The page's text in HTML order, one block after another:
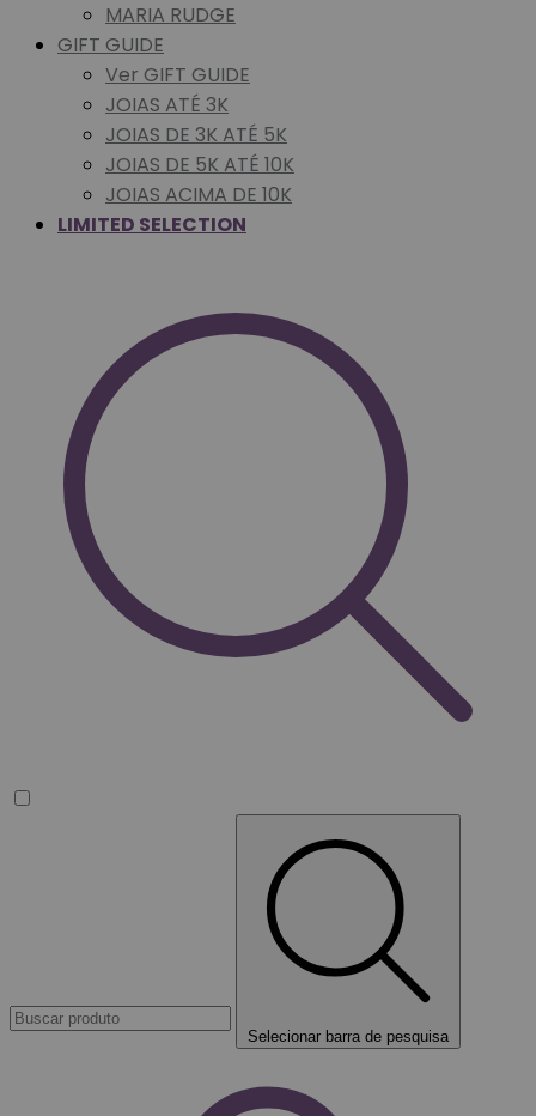
MARIA RUDGE
GIFT GUIDE
Ver GIFT GUIDE
JOIAS ATÉ 3K
JOIAS DE 3K ATÉ 5K
JOIAS DE 5K ATÉ 10K
JOIAS ACIMA DE 10K
LIMITED SELECTION
Selecionar barra de pesquisa